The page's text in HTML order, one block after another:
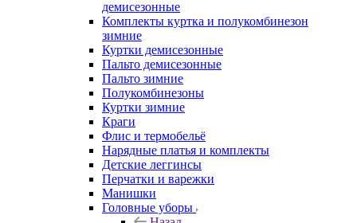
демисезонные
Комплекты куртка и полукомбинезон
зимние
Куртки демисезонные
Пальто демисезонные
Пальто зимние
Полукомбинезоны
Куртки зимние
Краги
Флис и термобельё
Нарядные платья и комплекты
Детские леггинсы
Перчатки и варежки
Манишки
Головные уборы